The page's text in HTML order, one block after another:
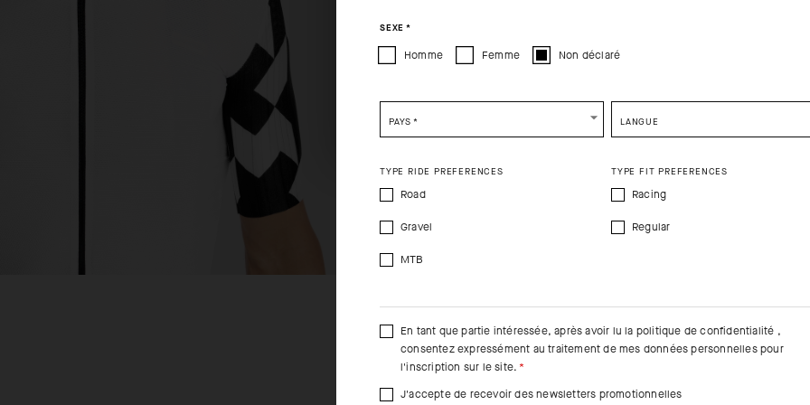
Please be advised that changing your location while shopping will remove all contents
SHIP TO ANOTHER COUNTRY.
SEXE *
Homme Femme Non déclaré
PAYS * LANGUE
TYPE RIDE PREFERENCES
Road
Gravel
MTB
TYPE FIT PREFERENCES
Racing
Regular
En tant que partie intéressée, après avoir lu la politique de confidentialité ,
consentez expressément au traitement de mes données personnelles pour
l'inscription sur le site.
J'accepte de recevoir des newsletters promotionnelles